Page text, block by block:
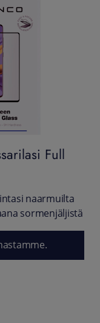
Full
naarmuilta
sormenjäljistä